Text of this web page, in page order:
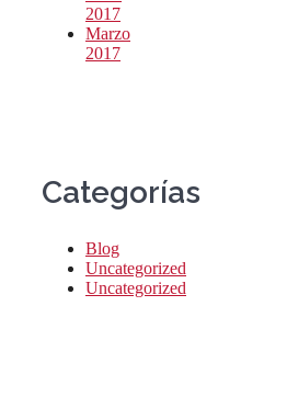
2017
Marzo
2017
Categorías
Blog
Uncategorized
Uncategorized